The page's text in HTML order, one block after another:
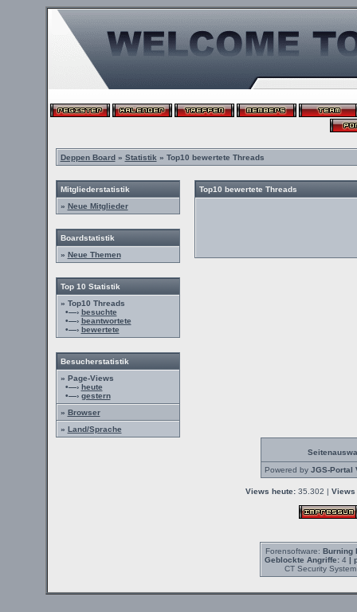
Deppen Board» Statistik » Top10 bewertete Threads
Mitgliederstatistik
» Neue Mitglieder
Boardstatistik
» Neue Themen
Top 10 Statistik
» Top10 Threads
•—› besuchte
•—› beantwortete
•—› bewertete
Besucherstatistik
» Page-Views
•—› heute
•—› gestern
» Browser
» Land/Sprache
Top10 bewertete Threads
Powered by JGS-Portal
Views heute:35.302 | Views
Forensoftware: Burning
Geblockte Angriffe:4 |
CT Security